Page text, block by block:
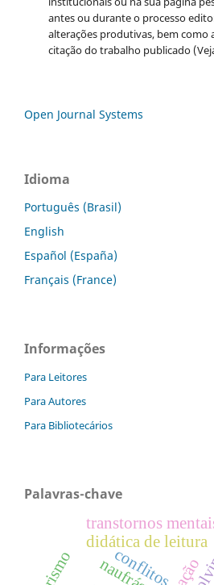
antes ou durante o processo
alterações produtivas, bem como
citação do trabalho publicado
Open Journal Systems
Idioma
Português (Brasil)
English
Español (España)
Français (France)
Informações
Para Leitores
Para Autores
Para Bibliotecários
Palavras-chave
conflitos
didática de leitura
transtornos